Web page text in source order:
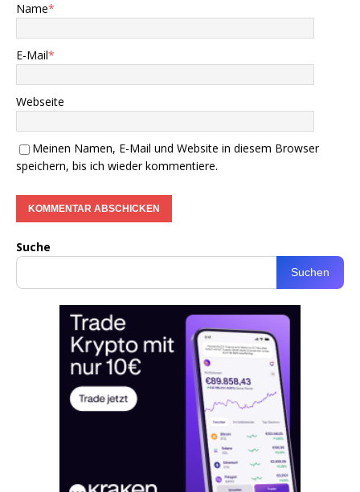
Name*
E-Mail*
Webseite
Meinen Namen, E-Mail und Website in diesem Browser
speichern, bis ich wieder kommentiere.
Suche
Suchen